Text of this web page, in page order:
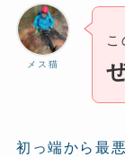
メス猫
こ
初っ端から最